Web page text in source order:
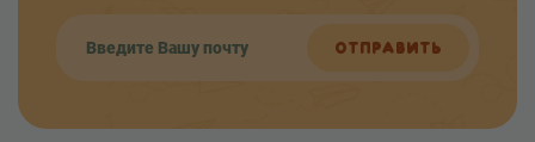
ОТПРАВИТЬ